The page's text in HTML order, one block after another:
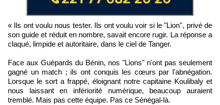
« Ils ont voulu nous tester. Ils ont voulu voir si le "Lion", privé de
son guide et réduit en nombre, savait encore rugir. La réponse a
claqué, limpide et autoritaire, dans le ciel de Tanger.
Face aux Guépards du Bénin, nos "Lions" n'ont pas seulement
gagné un match ; ils ont conquis les cœurs par l'abnégation.
Lorsque le sort a frappé, éloignant notre capitaine Koulibaly et
nous laissant en infériorité numérique, beaucoup auraient
tremblé. Mais pas cette équipe. Pas ce Sénégal-là.